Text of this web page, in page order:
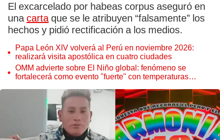
El excarcelado por habeas corpus aseguró en
una cartaque se le atribuyen “falsamente” los
hechos y pidió rectificación a los medios.
Papa León XIV volverá al Perú en noviembre 2026:
realizará visita apostólica en cuatro ciudades
OMM advierte sobre El Niño global: fenómeno se
fortalecerá como evento "fuerte" con temperaturas